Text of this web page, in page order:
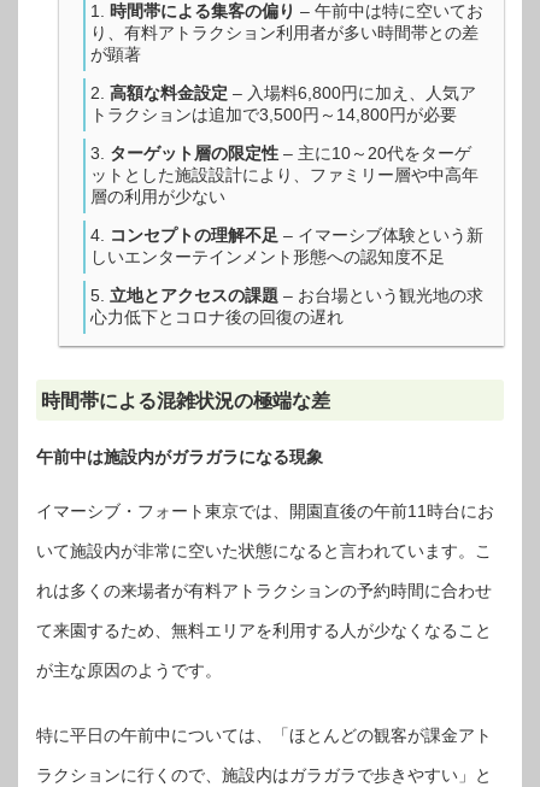
時間帯による集客の偏り – 午前中は特に空いてお
り、有料アトラクション利用者が多い時間帯との差
が顕著
高額な料金設定 – 入場料6,800円に加え、人気ア
トラクションは追加で3,500円～14,800円が必要
ターゲット層の限定性 – 主に10～20代をターゲ
ットとした施設設計により、ファミリー層や中高年
層の利用が少ない
コンセプトの理解不足 – イマーシブ体験という新
しいエンターテインメント形態への認知度不足
立地とアクセスの課題 – お台場という観光地の求
心力低下とコロナ後の回復の遅れ
時間帯による混雑状況の極端な差
午前中は施設内がガラガラになる現象
イマーシブ・フォート東京では、開園直後の午前11時台にお
いて施設内が非常に空いた状態になると言われています。こ
れは多くの来場者が有料アトラクションの予約時間に合わせ
て来園するため、無料エリアを利用する人が少なくなること
が主な原因のようです。
特に平日の午前中については、「ほとんどの観客が課金アト
ラクションに行くので、施設内はガラガラで歩きやすい」と